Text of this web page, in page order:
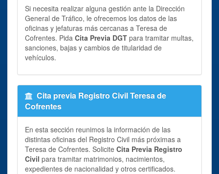
Si necesita realizar alguna gestión ante la Dirección
General de Tráfico, le ofrecemos los datos de las
oficinas y jefaturas más cercanas a Teresa de
Cofrentes. Pida Cita Previa DGT para tramitar multas,
sanciones, bajas y cambios de titularidad de
vehículos.
Cita previa Registro Civil Teresa de
Cofrentes
En esta sección reunimos la información de las
distintas oficinas del Registro Civil más próximas a
Teresa de Cofrentes. Solicite Cita Previa Registro
Civil para tramitar matrimonios, nacimientos,
expedientes de nacionalidad y otros certificados.